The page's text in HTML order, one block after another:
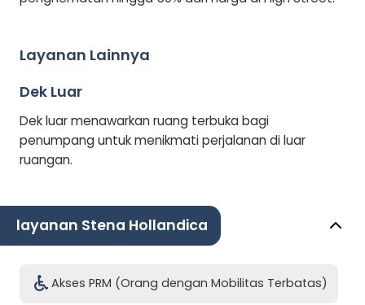
Layanan Lainnya
Dek Luar
Dek luar menawarkan ruang terbuka bagi
penumpang untuk menikmati perjalanan di luar
ruangan.
layanan Stena Hollandica
Akses PRM (Orang dengan Mobilitas Terbatas)